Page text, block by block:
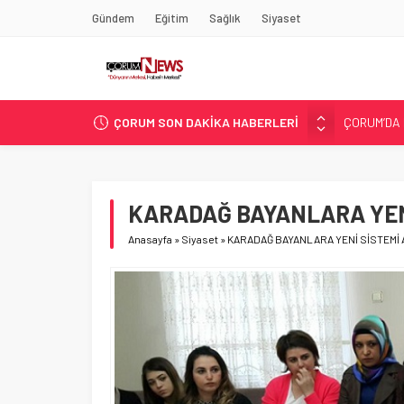
Gündem Eğitim Sağlık Siyaset
ÇORUM SON DAKİKA HABERLERİ
ASLAN,
SIR
ÇATIDAN
KARADAĞ BAYANLARA
Anasayfa » Siyaset » KARADAĞ BAYANLARA YENİ SİSTEMİ